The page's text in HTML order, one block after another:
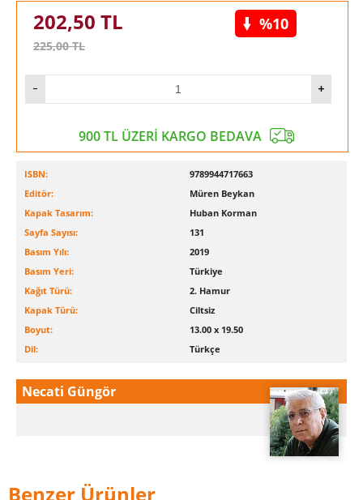
202,50 TL
225,00TL
%10
900 TL ÜZERİ KARGO BEDAVA
ISBN:
9789944717663
Editör:
Müren Beykan
Kapak Tasarım:
Huban Korman
Sayfa Sayısı:
131
Basım Yılı:
2019
Basım Yeri:
Türkiye
Kağıt Türü:
2. Hamur
Kapak Türü:
Ciltsiz
Boyut:
13.00 x 19.50
Dil:
Türkçe
Necati Güngör
Benzer Ürünler